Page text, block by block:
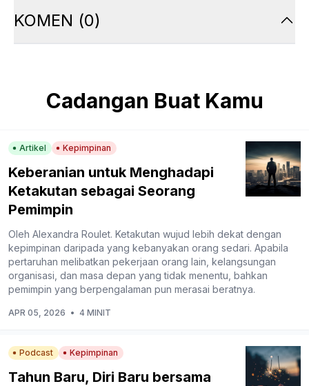
KOMEN (0)
Cadangan Buat Kamu
Artikel Kepimpinan
Keberanian untuk Menghadapi
Ketakutan sebagai Seorang
Pemimpin
Oleh Alexandra Roulet. Ketakutan wujud lebih dekat dengan
kepimpinan daripada yang kebanyakan orang sedari. Apabila
pertaruhan melibatkan pekerjaan orang lain, kelangsungan
organisasi, dan masa depan yang tidak menentu, bahkan
pemimpin yang berpengalaman pun merasai beratnya.
APR 05, 2026 • 4 MINIT
Podcast Kepimpinan
Tahun Baru, Diri Baru bersama